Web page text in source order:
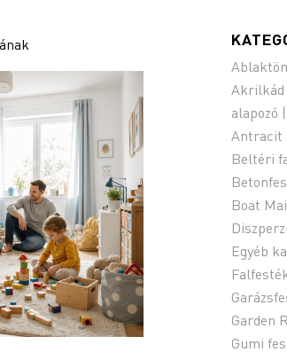
Akrilkád
alapozó
Antracit
Beltéri
Boat
Egyéb
Garden
Gumi